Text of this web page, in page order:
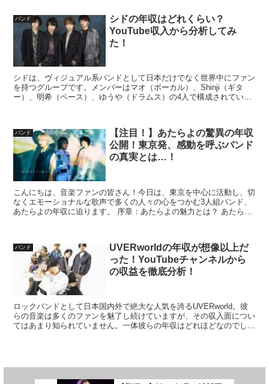
バンド
​シドの年収はどれくらい？
YouTube収入から分析してみ
た！
シドは、ヴィジュアル系バンドとして日本だけでなく世界中にファン
を持つグループです。メンバーはマオ（ボーカル）、Shinji（ギタ
ー）、明希（ベース）、ゆうや（ドラムス）の4人で構成されていま
バンド
【注目！】あたらよの驚異の年収
公開！東京発、感動を呼ぶバンド
の真実とは…！
こんにちは、音楽ファンの皆さん！今日は、東京を中心に活動し、切
なくエモーショナルな歌声で多くの人々の心をつかむ3人組バンド、
あたらよの年収に迫ります。 序章：あたらよの魅力とは？ あたらよ
バンド
UVERworldの年収が想像以上だ
った！YouTubeチャンネルから
の収益を徹底分析！
ロックバンドとして日本国内外で絶大な人気を誇るUVERworld。彼
らの音楽は多くのファンを魅了し続けていますが、その収入面につい
てはあまり知られていません。一体彼らの年収はどれほどなのでしょ